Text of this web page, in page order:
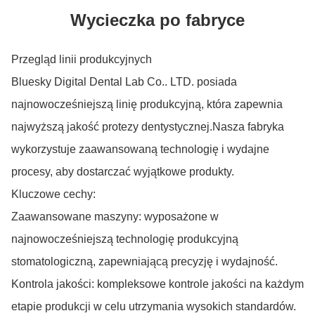
Wycieczka po fabryce
Przegląd linii produkcyjnych
Bluesky Digital Dental Lab Co.. LTD. posiada
najnowocześniejszą linię produkcyjną, która zapewnia
najwyższą jakość protezy dentystycznej.Nasza fabryka
wykorzystuje zaawansowaną technologię i wydajne
procesy, aby dostarczać wyjątkowe produkty.
Kluczowe cechy:
Zaawansowane maszyny: wyposażone w
najnowocześniejszą technologię produkcyjną
stomatologiczną, zapewniającą precyzję i wydajność.
Kontrola jakości: kompleksowe kontrole jakości na każdym
etapie produkcji w celu utrzymania wysokich standardów.